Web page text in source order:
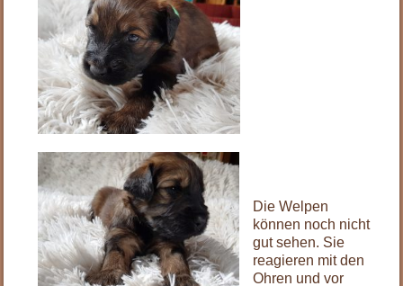
Die Welpen
können noch nicht
gut sehen. Sie
reagieren mit den
Ohren und vor